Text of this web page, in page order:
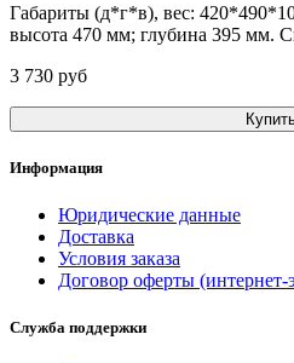
Габариты (д*г*в), вес:
высота 470 мм; глубина 395 мм.
3 730 pуб
Информация
Юридические данные
Доставка
Условия заказа
Договор оферты (интернет-
Служба поддержки